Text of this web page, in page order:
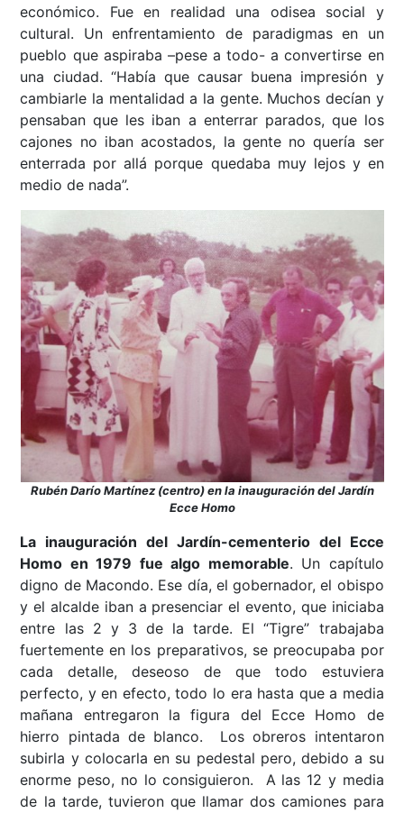
económico. Fue en realidad una odisea social y
cultural. Un enfrentamiento de paradigmas en un
pueblo que aspiraba –pese a todo- a convertirse en
una ciudad. “Había que causar buena impresión y
cambiarle la mentalidad a la gente. Muchos decían y
pensaban que les iban a enterrar parados, que los
cajones no iban acostados, la gente no quería ser
enterrada por allá porque quedaba muy lejos y en
medio de nada”.
Rubén Darío Martínez (centro) en la inauguración del Jardín
Ecce Homo
La inauguración del Jardín-cementerio del Ecce
Homo en 1979 fue algo memorable. Un capítulo
digno de Macondo. Ese día, el gobernador, el obispo
y el alcalde iban a presenciar el evento, que iniciaba
entre las 2 y 3 de la tarde. El “Tigre” trabajaba
fuertemente en los preparativos, se preocupaba por
cada detalle, deseoso de que todo estuviera
perfecto, y en efecto, todo lo era hasta que a media
mañana entregaron la figura del Ecce Homo de
hierro pintada de blanco. Los obreros intentaron
subirla y colocarla en su pedestal pero, debido a su
enorme peso, no lo consiguieron. A las 12 y media
de la tarde, tuvieron que llamar dos camiones para